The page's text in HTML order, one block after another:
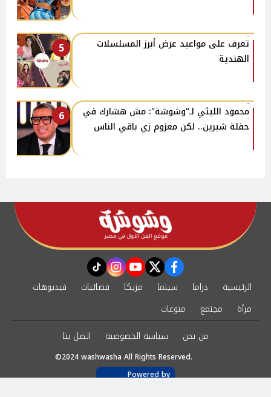
5
تعرف على مواعيد عرض أبرز المسلسلات
الهندية
6
محمود الليثي لـ"وشوشة": مش هشارك في
حفلة شيرين.. لكن معزوم زي باقي الناس
facebook
twitter
youtube
instagram
tiktok
الرئيسية دراما سينما مزيكا فضائيات
فيديوهات
مرأة
مجتمع
منوعات
من نحن
سياسة الخصوصية اتصل بنا
©2024 washwasha All Rights Reserved.
Powered by